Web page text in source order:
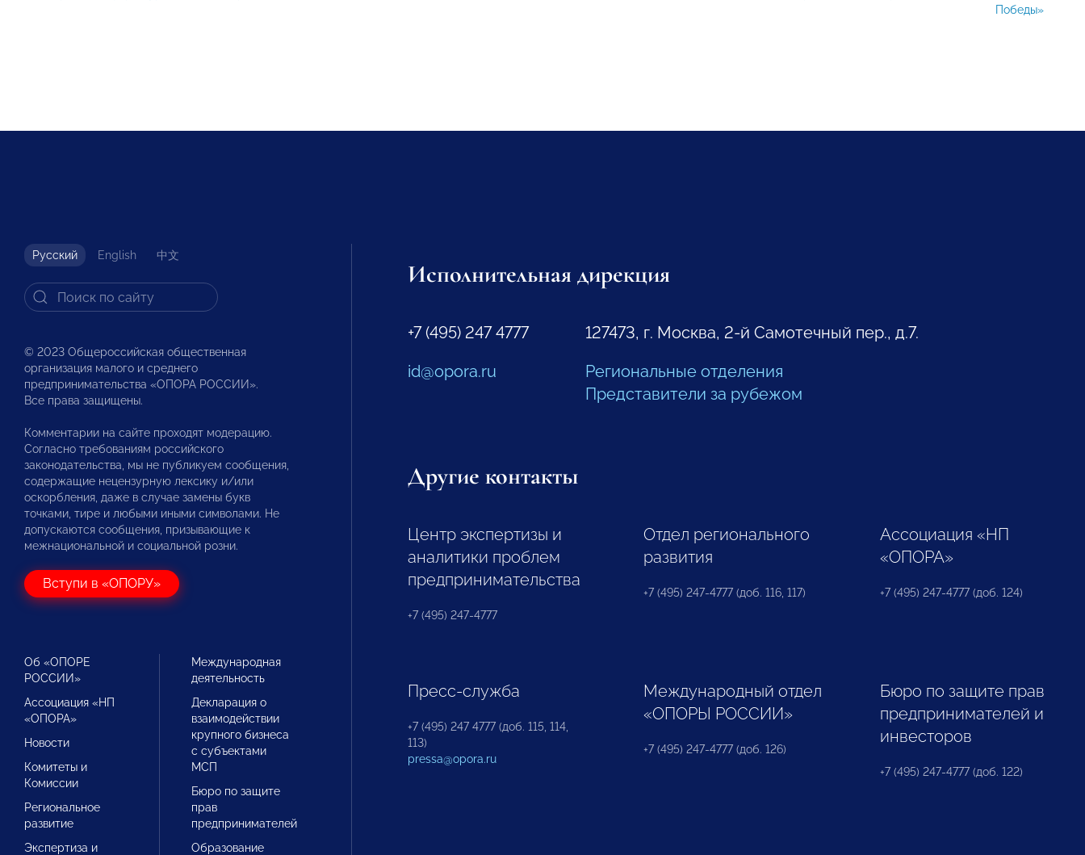
Победы»
Русский English 中文
© 2023 Общероссийская общественная
организация малого и среднего
предпринимательства «ОПОРА РОССИИ».
Все права защищены.
Комментарии на сайте проходят модерацию.
Согласно требованиям российского
законодательства, мы не публикуем сообщения,
содержащие нецензурную лексику и/или
оскорбления, даже в случае замены букв
точками, тире и любыми иными символами. Не
допускаются сообщения, призывающие к
межнациональной и социальной розни.
Вступи в «ОПОРУ»
Об «ОПОРЕ
РОССИИ»
Ассоциация «НП
«ОПОРА»
Новости
Комитеты и
Комиссии
Региональное
развитие
Экспертиза и
Международная
деятельность
Декларация о
взаимодействии
крупного бизнеса
с субъектами
МСП
Бюро по защите
прав
предпринимателей
Образование
Исполнительная дирекция
+7 (495) 247 4777
id@opora.ru
127473, г. Москва, 2-й Самотечный пер., д.7.
Региональные отделения
Представители за рубежом
Другие контакты
Центр экспертизы и
аналитики проблем
предпринимательства
+7 (495) 247-4777
Отдел регионального
развития
+7 (495) 247-4777 (доб. 116, 117)
Ассоциация «НП
«ОПОРА»
+7 (495) 247-4777 (доб. 124)
Пресс-служба
+7 (495) 247 4777 (доб. 115, 114,
113)
pressa@opora.ru
Международный отдел
«ОПОРЫ РОССИИ»
+7 (495) 247-4777 (доб. 126)
Бюро по защите прав
предпринимателей и
инвесторов
+7 (495) 247-4777 (доб. 122)